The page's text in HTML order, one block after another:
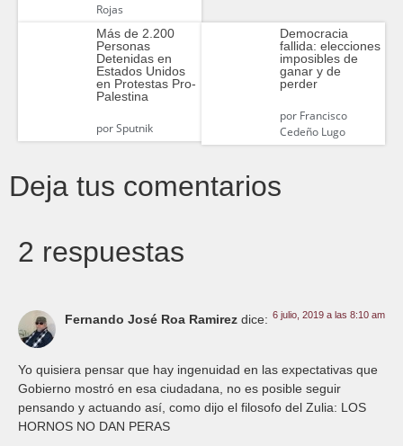
Rojas
Más de 2.200
Personas
Detenidas en
Estados Unidos
en Protestas Pro-
Palestina
porSputnik
Democracia
fallida: elecciones
imposibles de
ganar y de
perder
porFrancisco
Cedeño Lugo
Deja tus comentarios
2 respuestas
Fernando José Roa Ramirez dice: 6 julio, 2019 a las 8:10 am
Yo quisiera pensar que hay ingenuidad en las expectativas que
Gobierno mostró en esa ciudadana, no es posible seguir
pensando y actuando así, como dijo el filosofo del Zulia: LOS
HORNOS NO DAN PERAS